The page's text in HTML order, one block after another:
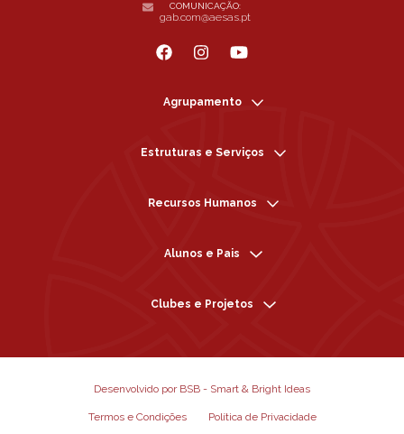
COMUNICAÇÃO:
gab.com@aesas.pt
Agrupamento
Estruturas e Serviços
Recursos Humanos
Alunos e Pais
Clubes e Projetos
Desenvolvido por BSB - Smart & Bright Ideas
Termos e Condições Política de Privacidade